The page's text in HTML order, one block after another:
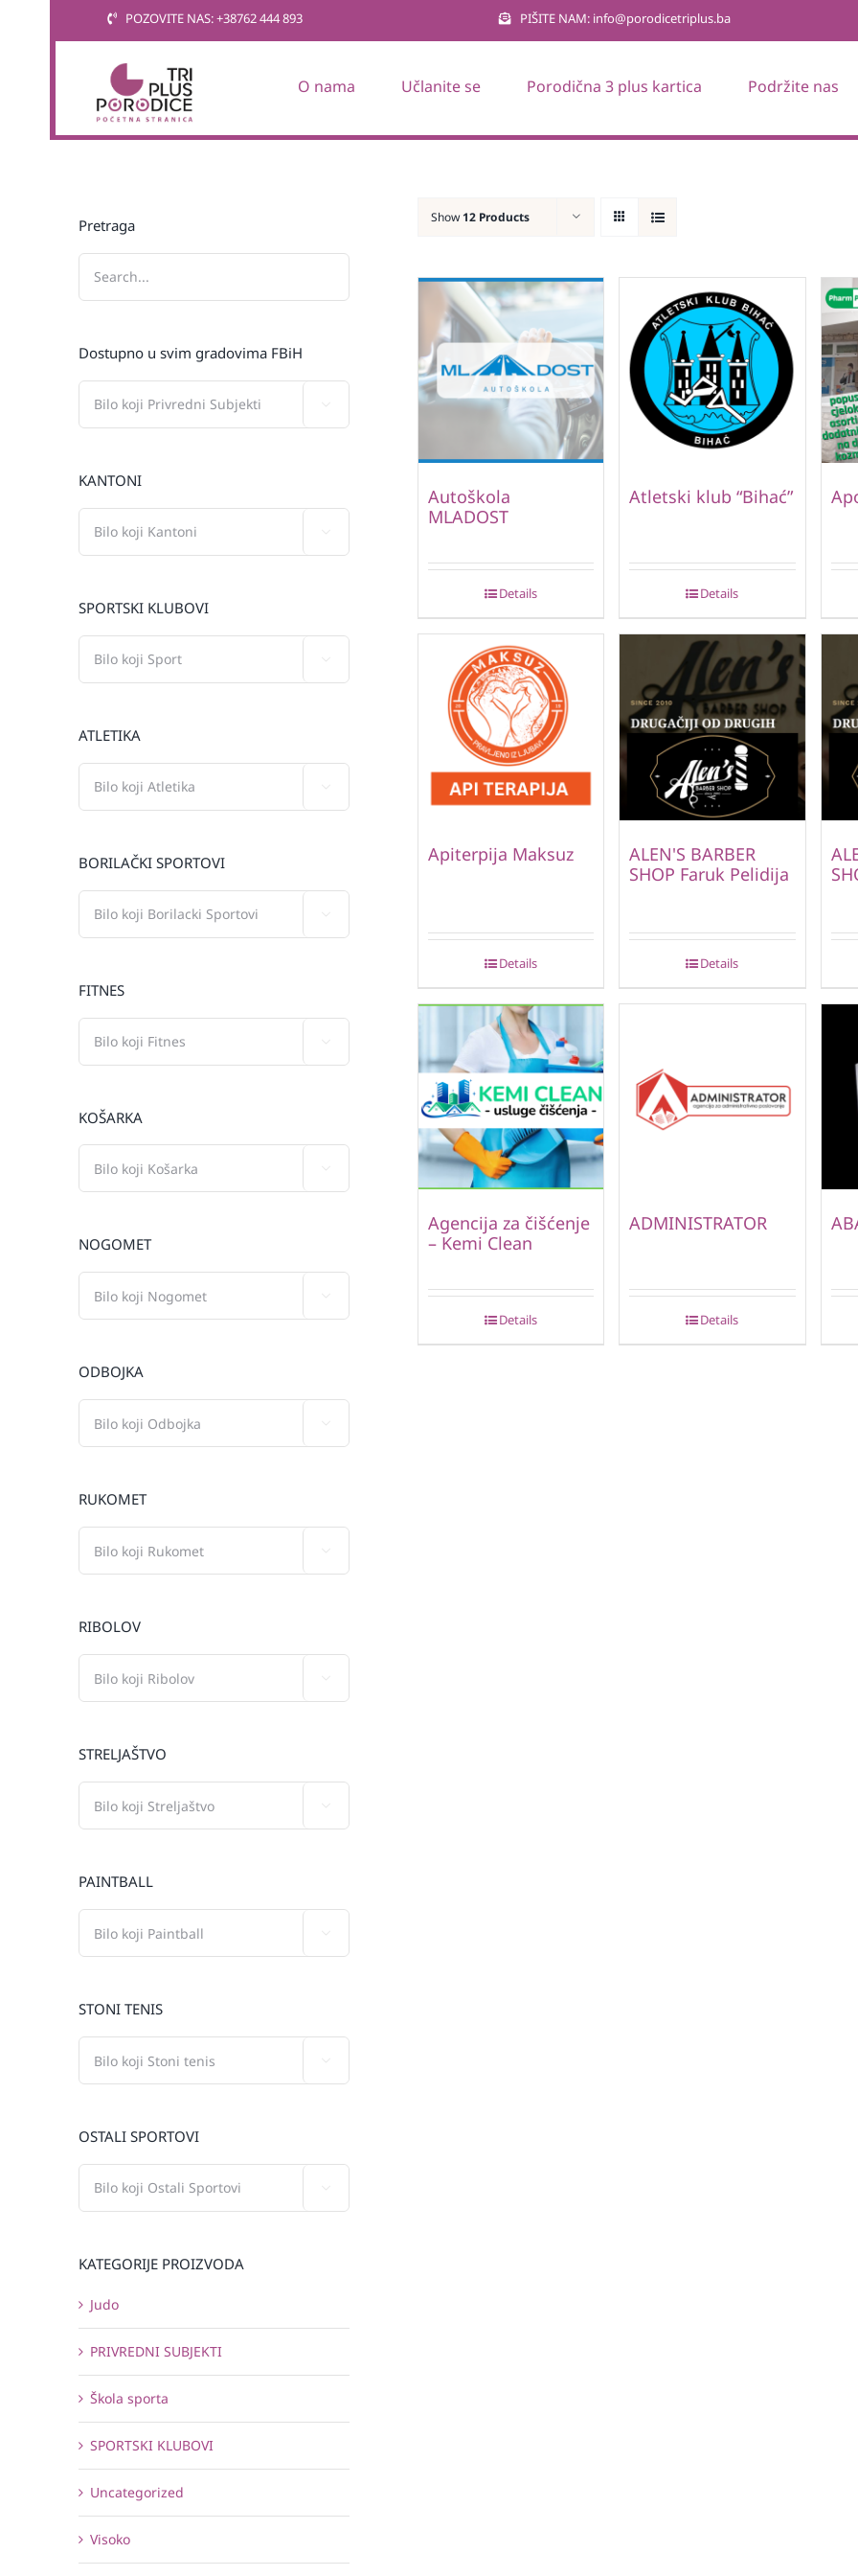
POZOVITE NAS: +38762 444 893 PIŠITE NAM: info@porodicetriplus.ba
O nama Učlanite se Porodična 3 plus kartica Podržite nas
Show 12 Products
Autoškola
MLADOST
Details
Atletski klub “Bihać”
Details
Apiterpija Maksuz
Details
ALEN'S BARBER
SHOP Faruk Pelidija
Details
Agencija za čišćenje
– Kemi Clean
Details
ADMINISTRATOR
Details
Pretraga
Dostupno u svim gradovima FBiH
KANTONI
SPORTSKI KLUBOVI
ATLETIKA
BORILAČKI SPORTOVI
FITNES
KOŠARKA
NOGOMET
ODBOJKA
RUKOMET
RIBOLOV
STRELJAŠTVO
PAINTBALL
STONI TENIS
OSTALI SPORTOVI
KATEGORIJE PROIZVODA
Judo
PRIVREDNI SUBJEKTI
Škola sporta
SPORTSKI KLUBOVI
Uncategorized
Visoko